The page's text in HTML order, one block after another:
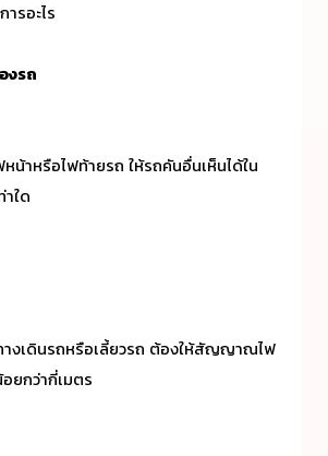
รอะไร
งรถ
น้าหรือไฟท้ายรถ ให้รถคันอื่นเห็นได้ใน
าใด
งเดินรถหรือเลี้ยวรถ ต้องให้สัญญาณไฟ
ยกว่ากี่เมตร